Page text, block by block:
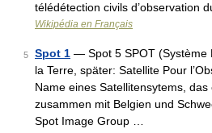
télédétection civils d’observation
Wikipédia en Français
5 Spot 1 — Spot 5 SPOT (Système
la Terre, später: Satellite Pour
Name eines Satellitensytems,
zusammen mit Belgien und
Spot Image Group …